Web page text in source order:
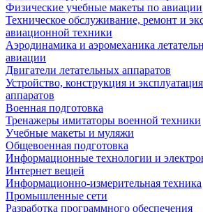
Физические учебные макеты по авиации
Техническое обслуживание, ремонт и
авиационной техники
Аэродинамика и аэромеханика
авиации
Двигатели летательных аппаратов
Устройство, конструкция и
аппаратов
Военная подготовка
Тренажеры имитаторы военной техники
Учебные макеты и муляжи
Общевоенная подготовка
Информационные технологии и
Интернет вещей
Информационно-измерительная техника
Промышленные сети
Разработка программного обеспечения